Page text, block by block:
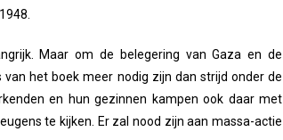
Maar om de belegering van Gaza en de
het boek meer nodig zijn dan strijd onder de
en hun gezinnen kampen ook daar met
te kijken. Er zal nood zijn aan massa-actie